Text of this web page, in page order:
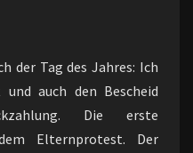
der Tag des Jahres: Ich
auch den Bescheid
Die erste
Elternprotest. Der